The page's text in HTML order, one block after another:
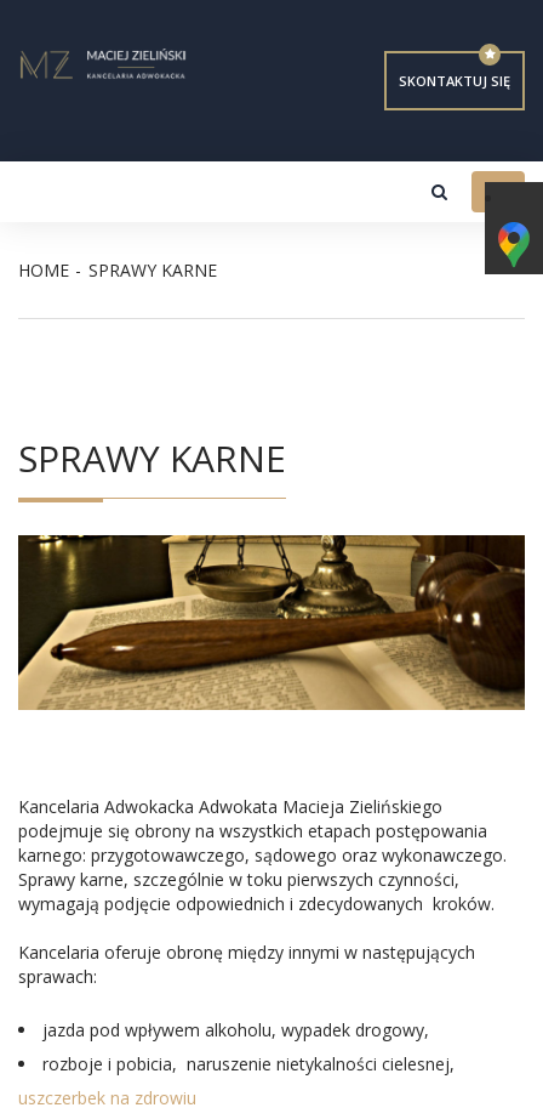
SKONTAKTUJ SIĘ
HOME SPRAWY KARNE
SPRAWY KARNE
Kancelaria Adwokacka Adwokata Macieja Zielińskiego
podejmuje się obrony na wszystkich etapach postępowania
karnego: przygotowawczego, sądowego oraz wykonawczego.
Sprawy karne, szczególnie w toku pierwszych czynności,
wymagają podjęcie odpowiednich i zdecydowanych kroków.
Kancelaria oferuje obronę między innymi w następujących
sprawach:
jazda pod wpływem alkoholu, wypadek drogowy,
rozboje i pobicia, naruszenie nietykalności cielesnej,
uszczerbek na zdrowiu